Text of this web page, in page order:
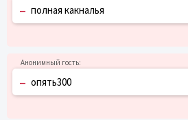
– полная какналья
– опять300